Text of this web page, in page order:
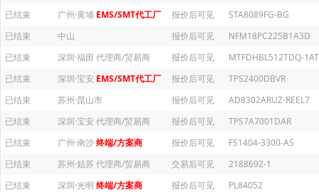
已结束
广州·黄埔 EMS/SMT代工厂 报价后可见
STA8089FG-BG
已结束
中山 报价后可见
NFM18PC225B1A3D
已结束
深圳·福田 代理商/贸易商 报价后可见
MTFDHBL512TDQ-
已结束
深圳·宝安 EMS/SMT代工厂 报价后可见
TPS2400DBVR
已结束
苏州·昆山市 报价后可见
AD8302ARUZ-REEL7
已结束
深圳·宝安 代理商/贸易商 报价后可见
TPS7A7001DAR
已结束
广州·南沙终端/方案商 报价后可见
FS1404-3300-AS
已结束
苏州·姑苏代理商/贸易商 交易后可见
2188692-1
已结束
深圳·光明 终端/方案商 报价后可见
PL84052